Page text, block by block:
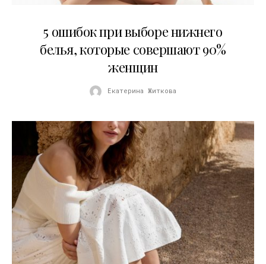
5 ошибок при выборе нижнего
белья, которые совершают 90%
женщин
Екатерина Житкова